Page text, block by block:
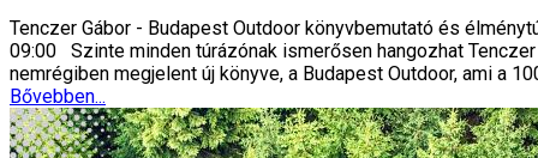
Tenczer Gábor - Budapest Outdoor könyvbemutató és
09:00 Szinte minden túrázónak ismerősen hangozhat
nemrégiben megjelent új könyve, a Budapest Outdoor, ami a
Bővebben...